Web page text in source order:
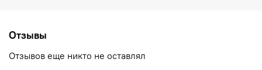
Отзывы
Отзывов еще никто не оставлял